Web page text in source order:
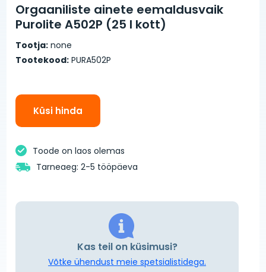
Orgaaniliste ainete eemaldusvaik
Purolite A502P (25 l kott)
Tootja: none
Tootekood: PURA502P
Küsi hinda
Toode on laos olemas
Tarneaeg: 2-5 tööpäeva
Kas teil on küsimusi?
Võtke ühendust meie spetsialistidega.